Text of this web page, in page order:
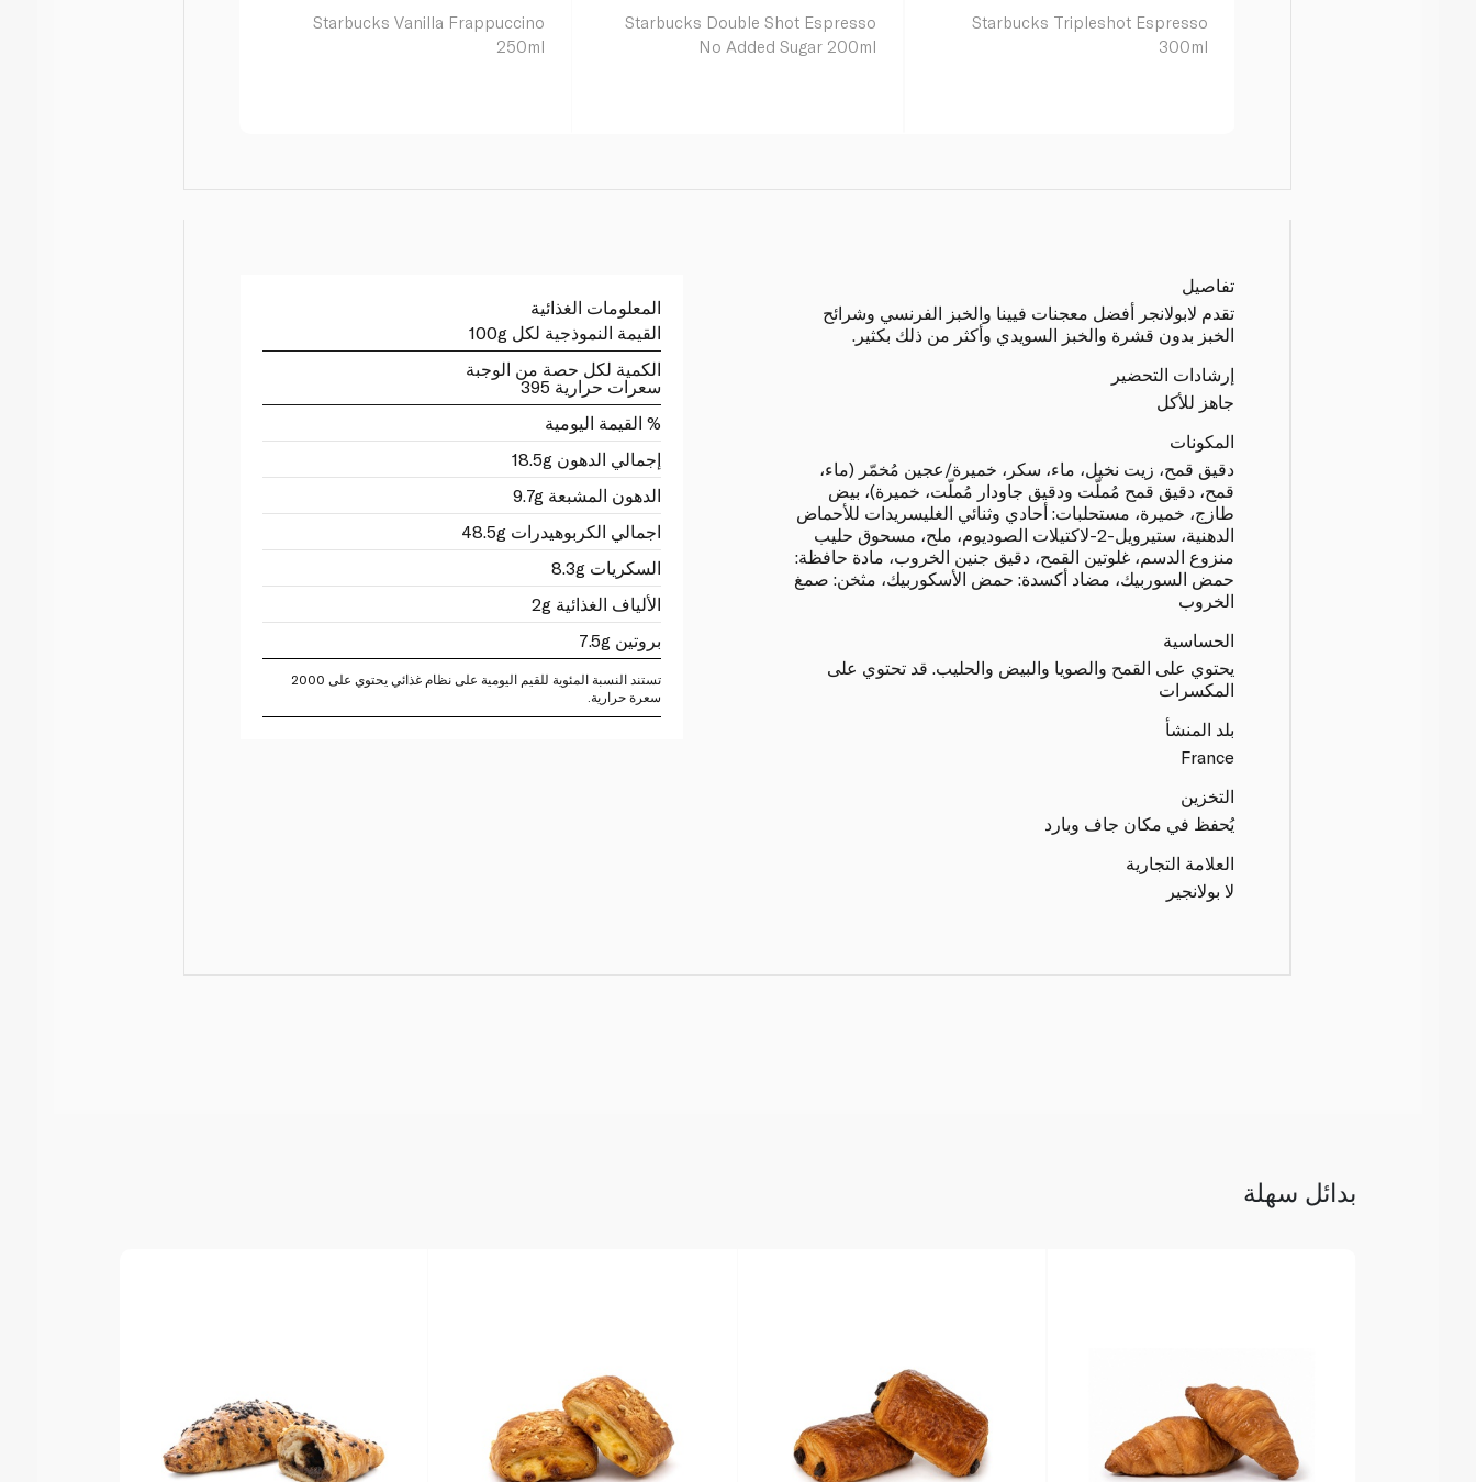
Starbucks Tripleshot Espresso
300ml
Starbucks Double Shot Espresso
No Added Sugar 200ml
Starbucks Vanilla Frappuccino
250ml
تفاصيل
تقدم لابولانجر أفضل معجنات فيينا والخبز الفرنسي وشرائح
الخبز بدون قشرة والخبز السويدي وأكثر من ذلك بكثير.
إرشادات التحضير
جاهز للأكل
المكونات
دقيق قمح، زيت نخيل، ماء، سكر، خميرة/عجين مُخمّر (ماء،
قمح، دقيق قمح مُملّت ودقيق جاودار مُملّت، خميرة)، بيض
طازج، خميرة، مستحلبات: أحادي وثنائي الغليسريدات للأحماض
الدهنية، ستيرويل-2-لاكتيلات الصوديوم، ملح، مسحوق حليب
منزوع الدسم، غلوتين القمح، دقيق جنين الخروب، مادة حافظة:
حمض السوربيك، مضاد أكسدة: حمض الأسكوربيك، مثخن: صمغ
الخروب
الحساسية
يحتوي على القمح والصويا والبيض والحليب. قد تحتوي على
المكسرات
بلد المنشأ
France
التخزين
يُحفظ في مكان جاف وبارد
العلامة التجارية
لا بولانجير
المعلومات الغذائية
القيمة النموذجية لكل 100g
الكمية لكل حصة من الوجبة
سعرات حرارية 395
% القيمة اليومية
إجمالي الدهون 18.5g
الدهون المشبعة 9.7g
اجمالي الكربوهيدرات 48.5g
السكريات 8.3g
الألياف الغذائية 2g
بروتين 7.5g
تستند النسبة المئوية للقيم اليومية على نظام غذائي يحتوي على 2000
سعرة حرارية.
بدائل سهلة